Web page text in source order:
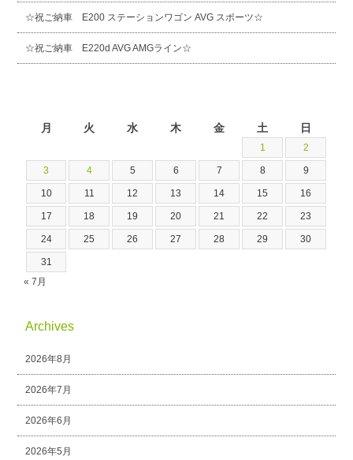
☆祝ご納車 E200 ステーションワゴン AVG スポーツ☆
☆祝ご納車 E220d AVG AMGライン☆
月 火 水 木 金 土 日
1 2
3 4 5 6 7 8 9
10 11 12 13 14 15 16
17 18 19 20 21 22 23
24 25 26 27 28 29 30
31
« 7月
Archives
2026年8月
2026年7月
2026年6月
2026年5月